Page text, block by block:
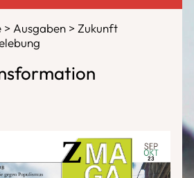
Ausgaben
Zukunft